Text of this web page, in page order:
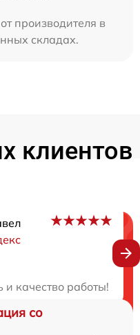
производителя в
складах.
клиентов
и качество работы! Я
со